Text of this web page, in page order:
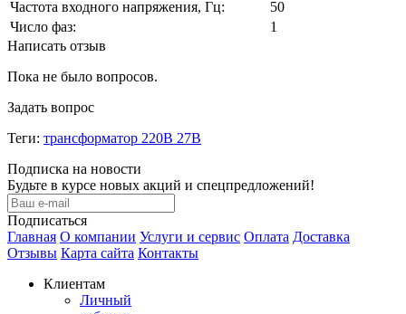
Частота входного напряжения, Гц:
50
Число фаз:
1
Написать отзыв
Пока не было вопросов.
Задать вопрос
Теги: трансформатор 220В 27В
Подписка на новости
Будьте в курсе новых акций и спецпредложений!
Подписаться
Главная О компании Услуги и сервис Оплата Доставка
Отзывы Карта сайта Контакты
Клиентам
Личный